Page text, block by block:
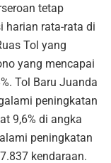
tetap
harian rata-rata di
Tol yang
yang mencapai
Tol Baru Juanda
peningkatan
9,6% di angka
peningkatan
kendaraan.